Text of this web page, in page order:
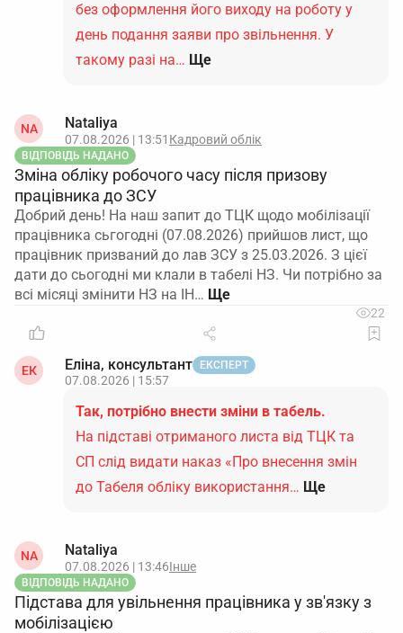
без оформлення його виходу на роботу у
день подання заяви про звільнення. У
такому разі на… Ще
NA Nataliya
07.08.2026 | 13:51 Кадровий облік
ВІДПОВІДЬ НАДАНО
Зміна обліку робочого часу після призову
працівника до ЗСУ
Добрий день! На наш запит до ТЦК щодо мобілізації
працівника сьгогодні (07.08.2026) прийшов лист, що
працівник призваний до лав ЗСУ з 25.03.2026. З цієї
дати до сьогодні ми клали в табелі НЗ. Чи потрібно за
всі місяці змінити НЗ на ІН…
22
ЕК Еліна, консультант ЕКСПЕРТ
07.08.2026 | 15:57
Так, потрібно внести зміни в табель.
На підставі отриманого листа від ТЦК та
СП слід видати наказ «Про внесення змін
до Табеля обліку використання… Ще
NA Nataliya
07.08.2026 | 13:46Інше
ВІДПОВІДЬ НАДАНО
Підстава для увільнення працівника у зв'язку з
мобілізацією